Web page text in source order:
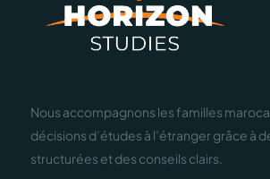
Nous accompagnons les familles
décisions d’études à l’étranger grâce à
structurées et des conseils clairs.